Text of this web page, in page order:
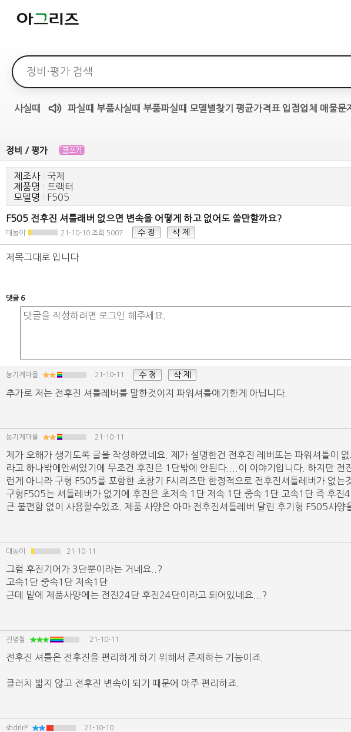
검색어
사실때
매물무료듣기
파실때 부품사실때 부품파실때 모델별찾기 평균가격표 입점업체 매물문
정비 / 평가
제조사
국제
제품명
트랙터
모델명
F505
F505 전후진 셔틀래버 없으면 변속을 어떻게 하고 없어도 쓸만할까요?
대농이 21-10-10 조회 5007 수 정 삭 제
제목그대로 입니다
댓글 6
농기계마을 21-10-11 수 정 삭 제
추가로 저는 전후진 셔틀레버를 말한것이지 파워셔틀얘기한게 아닙니다.
농기계마을 21-10-11
제가 오해가 생기도록 글을 작성하였네요. 제가 설명한건 전후진 레버또는 파워셔틀이
라고 하나밖에안써있기에 무조건 후진은 1단밖에 안된다....이 이야기입니다. 하지만
런게 아니라 구형 F505를 포함한 초창기 F시리즈만 한정적으로 전후진셔틀레버가 없
구형F505는 셔틀레버가 없기에 후진은 초저속 1단 저속 1단 중속 1단 고속1단 즉 후
큰 불편함 없이 사용할수있죠. 제품 사양은 아마 전후진셔틀레버 달린 후기형 F505사양
대농이 21-10-11
그럼 후진기어가 3단뿐이라는 거네요..?
고속1단 중속1단 저속1단
근데 밑에 제품사양에는 전진24단 후진24단이라고 되어있네요...?
진영철 21-10-11
전후진 셔틀은 전후진을 편리하게 하기 위해서 존재하는 기능이죠.
클러치 밟지 않고 전후진 변속이 되기 때문에 아주 편리하죠.
shdrlrP 21-10-10